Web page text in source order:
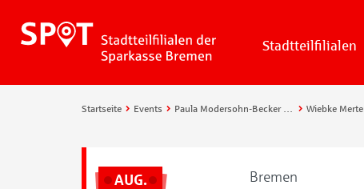
Stadtteilfilialen
Startseite Events Paula Modersohn-Becker Museum
AUG. Bremen